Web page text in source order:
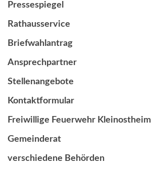
Pressespiegel
Rathausservice
Briefwahlantrag
Ansprechpartner
Stellenangebote
Kontaktformular
Freiwillige Feuerwehr Kleinostheim
Gemeinderat
verschiedene Behörden